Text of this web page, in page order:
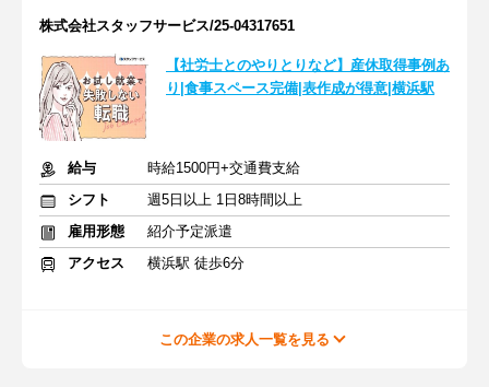
株式会社スタッフサービス/25-04317651
【社労士とのやりとりなど】産休取得事例あ
り|食事スペース完備|表作成が得意|横浜駅
給与
時給1500円+交通費支給
シフト
週5日以上 1日8時間以上
雇用形態
紹介予定派遣
アクセス
横浜駅 徒歩6分
この企業の求人一覧を見る